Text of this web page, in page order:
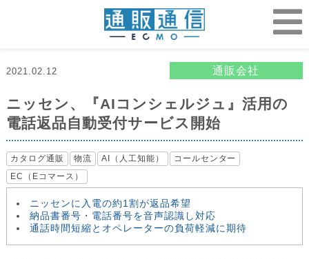
2021.02.12 通販会社
ニッセン、『AIコンシェルジュ』活用の
電話返品自動受付サービス開始
カタログ通販 物流 AI（人工知能）
コールセンター
EC（Eコマース）
ニッセンに入電の約1割が返品希望
納品書番号・電話番号を音声認識し対応
通話時間短縮とオペレーターの負荷軽減に期待